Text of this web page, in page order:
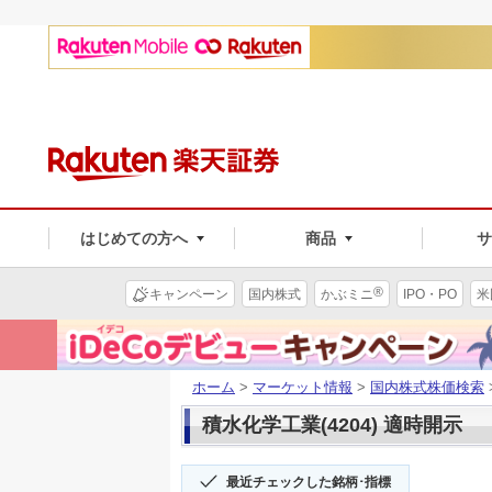
はじめての方へ 商品
キャンペーン 国内株式 かぶミニ® IPO・PO
ホーム > マーケット情報 > 国内株式株価検索
積水化学工業(4204) 適時開示
最近チェックした銘柄･指標